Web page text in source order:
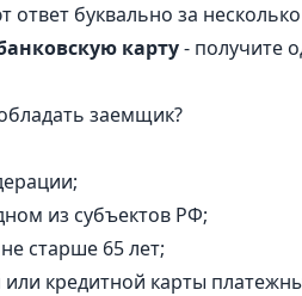
буквально за
карту- получите
заемщик?
из субъектов РФ;
старше 65 лет;
кредитной карты